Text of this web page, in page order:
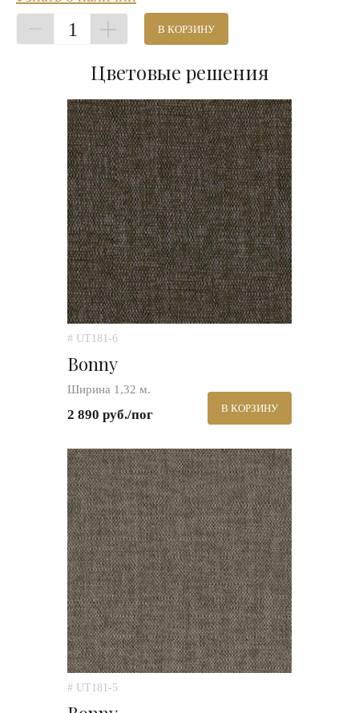
1 В КОРЗИНУ
Цветовые решения
# UT181-6
Bonny
Ширина 1,32 м.
2 890 руб./пог В КОРЗИНУ
# UT181-5